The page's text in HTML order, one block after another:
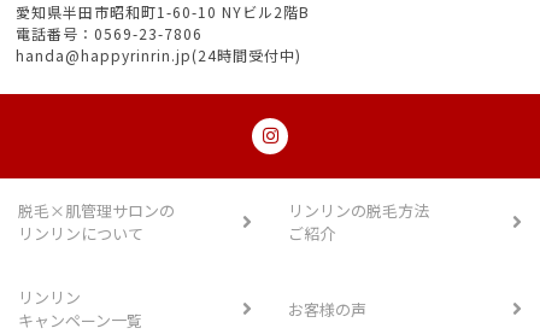
愛知県半田市昭和町1-60-10 NYビル2階B
電話番号：0569-23-7806
handa@happyrinrin.jp(24時間受付中)
脱毛×肌管理サロンの
リンリンについて
リンリンの脱毛方法
ご紹介
リンリン
キャンペーン一覧
お客様の声